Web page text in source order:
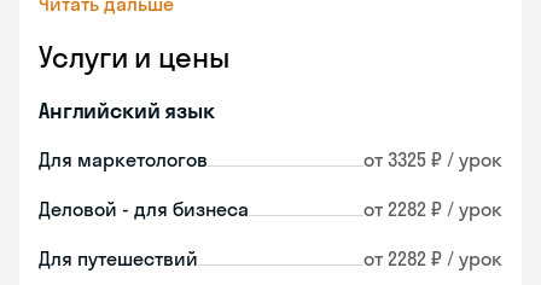
Услуги и цены
Английский язык
Для маркетологов от 3325 ₽ / урок
Деловой - для бизнеса от 2282 ₽ / урок
Для путешествий от 2282 ₽ / урок